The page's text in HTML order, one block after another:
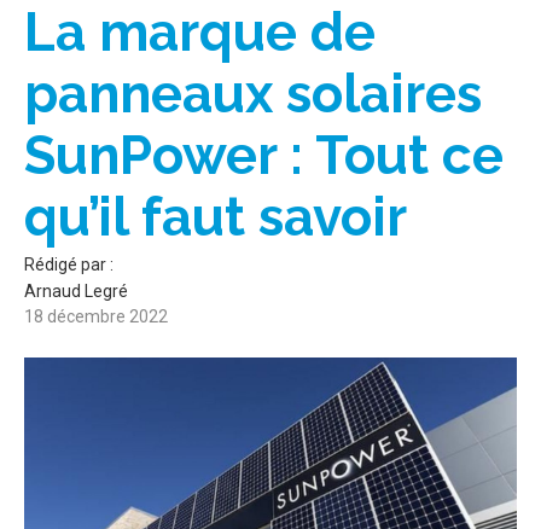
La marque de
panneaux solaires
SunPower : Tout ce
qu’il faut savoir
Rédigé par :
Arnaud Legré
18 décembre 2022